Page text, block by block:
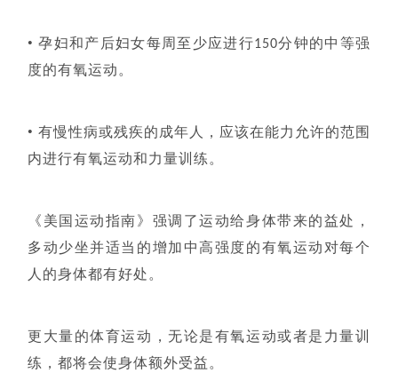
•孕妇和产后妇女每周至少应进行150分钟的中等强
度的有氧运动。
• 有慢性病或残疾的成年人，应该在能力允许的范围
内进行有氧运动和力量训练。
《美国运动指南》强调了运动给身体带来的益处，
多动少坐并适当的增加中高强度的有氧运动对每个
人的身体都有好处。
更大量的体育运动，无论是有氧运动或者是力量训
练，都将会使身体额外受益。